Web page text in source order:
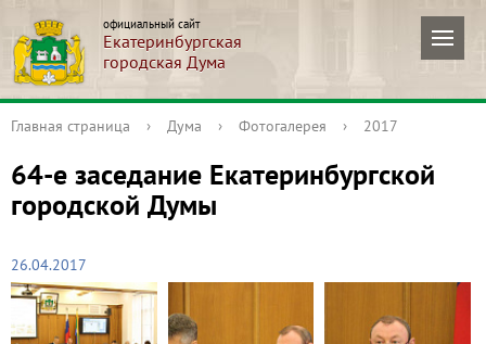
официальный сайт
Екатеринбургская
городская Дума
Главная страница › Дума › Фотогалерея › 2017
64-е заседание Екатеринбургской
городской Думы
26.04.2017